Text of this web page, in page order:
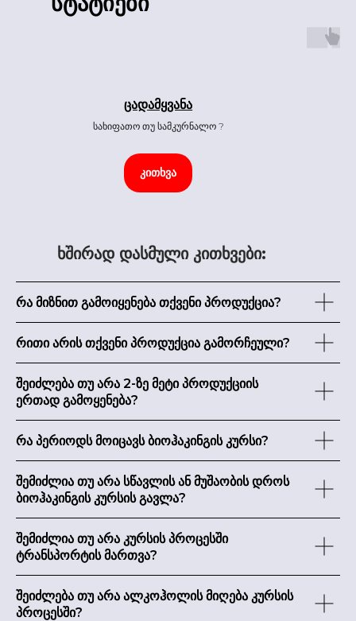
ცადამყვანა
სახიფათო თუ სამკურნალო ?
კითხვა
ხშირად დასმული კითხვები:
რა მიზნით გამოიყენება თქვენი პროდუქცია?
რითი არის თქვენი პროდუქცია გამორჩეული?
შეიძლება თუ არა 2-ზე მეტი პროდუქციის
ერთად გამოყენება?
რა პერიოდს მოიცავს ბიოჰაკინგის კურსი?
შემიძლია თუ არა სწავლის ან მუშაობის დროს
ბიოჰაკინგის კურსის გავლა?
შემიძლია თუ არა კურსის პროცესში
ტრანსპორტის მართვა?
შეიძლება თუ არა ალკოჰოლის მიღება კურსის
პროცესში?